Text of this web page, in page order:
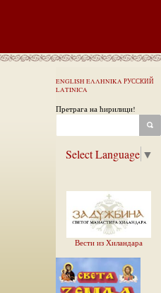
ENGLISH ΕΛΛΗΝΙΚΑ РУССКИЙ
LATINICA
Претрага на ћирилици!
Select Language ▼
Вести из Хиландара